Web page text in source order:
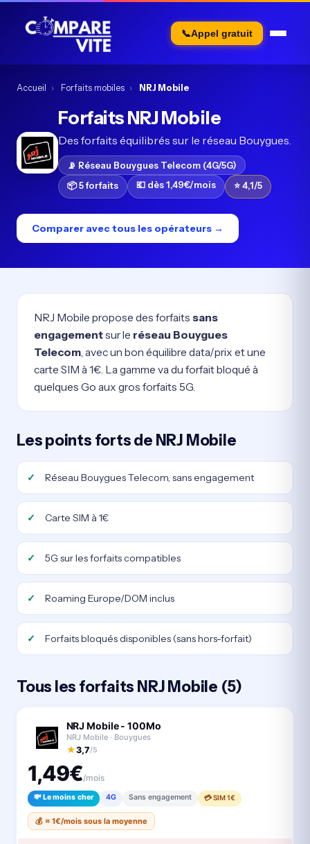
📞Appel gratuit
Accueil › Forfaits mobiles › NRJ Mobile
Forfaits NRJ Mobile
Des forfaits équilibrés sur le réseau Bouygues.
📡 Réseau Bouygues Telecom (4G/5G)
📦 5 forfaits
💶 dès 1,49€/mois ⭐ 4,1/5
Comparer avec tous les opérateurs →
NRJ Mobile propose des forfaits sans
engagementsur le réseau Bouygues
Telecom, avec un bon équilibre data/prix et une
carte SIM à 1€. La gamme va du forfait bloqué à
quelques Go aux gros forfaits 5G.
Les points forts de NRJ Mobile
Réseau Bouygues Telecom, sans engagement
Carte SIM à 1€
5G sur les forfaits compatibles
Roaming Europe/DOM inclus
Forfaits bloqués disponibles (sans hors-forfait)
Tous les forfaits NRJ Mobile (5)
NRJ Mobile - 100Mo
NRJ Mobile · Bouygues
★3,7/5
1,49€/mois
💸 Le moins cher 4G Sans engagement 💳 SIM 1€
💰 ≈ 1€/mois sous la moyenne